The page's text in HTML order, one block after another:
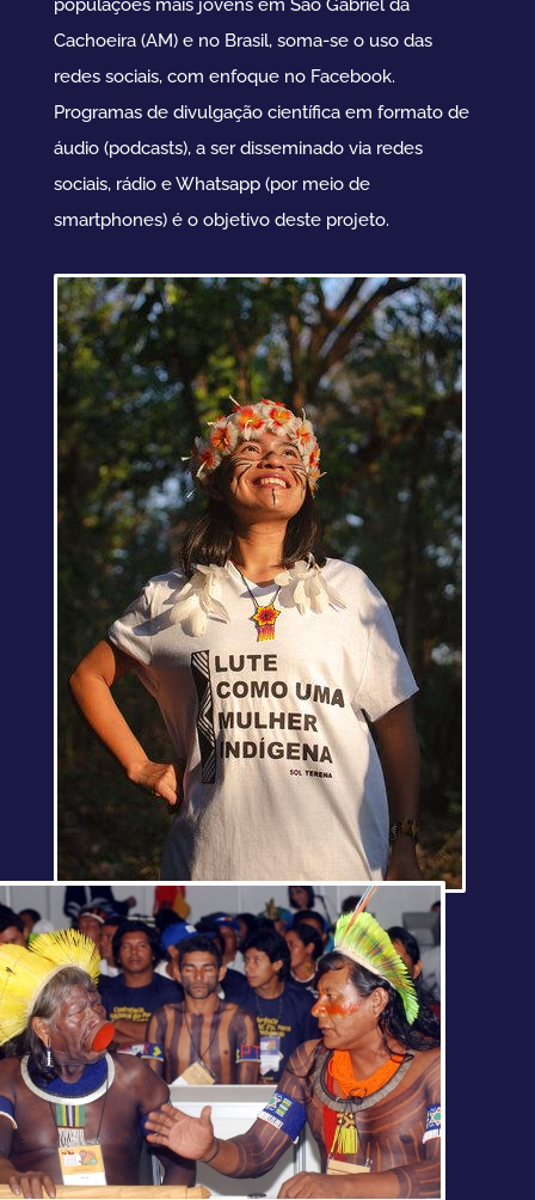
populações mais jovens em São Gabriel da
Cachoeira (AM) e no Brasil, soma-se o uso das
redes sociais, com enfoque no Facebook.
Programas de divulgação científica em formato de
áudio (podcasts), a ser disseminado via redes
sociais, rádio e Whatsapp (por meio de
smartphones) é o objetivo deste projeto.